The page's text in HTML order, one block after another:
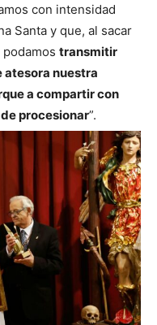
con intensidad
Santa y que, al sacar
transmitir
atesora nuestra
a compartir con
procesionar”.